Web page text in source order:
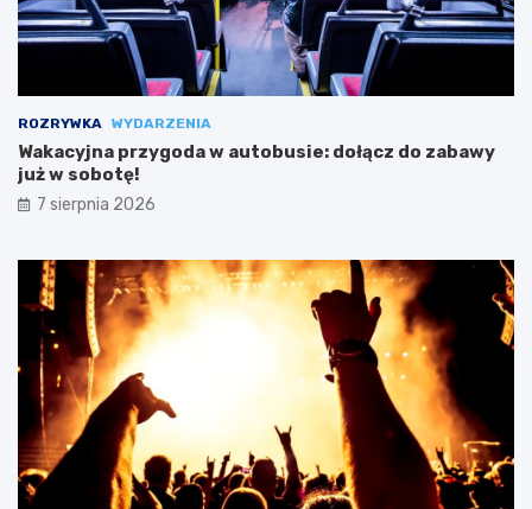
ROZRYWKA WYDARZENIA
Wakacyjna przygoda w autobusie: dołącz do zabawy
już w sobotę!
7 sierpnia 2026